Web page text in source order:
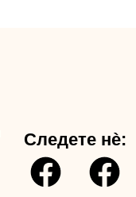
Следете нè: